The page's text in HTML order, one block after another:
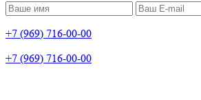
+7 (969) 716-00-00
+7 (969) 716-00-00